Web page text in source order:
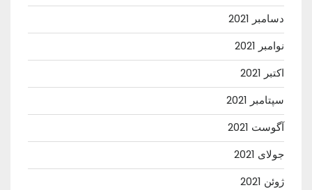
دسامبر 2021
نوامبر 2021
اکتبر 2021
سپتامبر 2021
آگوست 2021
جولای 2021
ژوئن 2021